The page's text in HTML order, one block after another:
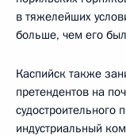
в тяжелейших
больше, чем его
Каспийск также
претендентов на
судостроительного
индустриальный